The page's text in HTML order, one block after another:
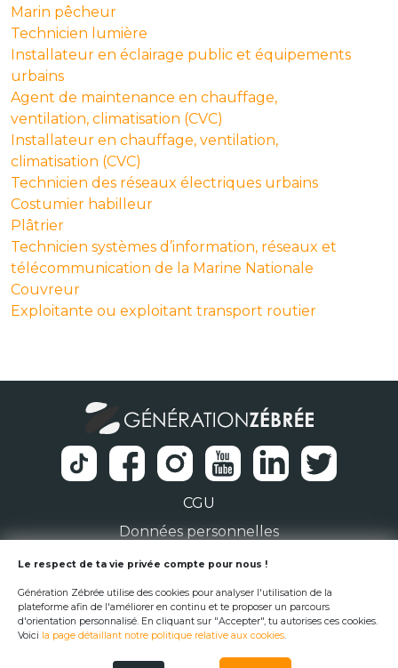
Marin pêcheur
Technicien lumière
Installateur en éclairage public et équipements
urbains
Agent de maintenance en chauffage,
ventilation, climatisation (CVC)
Installateur en chauffage, ventilation,
climatisation (CVC)
Technicien des réseaux électriques urbains
Costumier habilleur
Plâtrier
Technicien systèmes d’information, réseaux et
télécommunication de la Marine Nationale
Couvreur
Exploitante ou exploitant transport routier
CGU
Données personnelles
1 Rue de la Noë 44300 Nantes
team@generationzebree.fr
© Génération Zébrée 2026
Le respect de ta vie privée compte pour nous !
Génération Zébrée utilise des cookies pour analyser l'utilisation de la
plateforme afin de l'améliorer en continu et te proposer un parcours
d'orientation personnalisé. En cliquant sur "Accepter", tu autorises ces cookies.
Voici la page détaillant notre politique relative aux cookies.